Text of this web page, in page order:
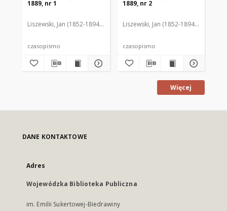
1889, nr 1
Liszewski, Jan (1852-1894). Red.
czasopismo
1889, nr 2
Liszewski, Jan (1852-1894). Red.
czasopismo
Więcej
DANE KONTAKTOWE
Adres
Wojewódzka Biblioteka Publiczna
im. Emilii Sukertowej-Biedrawiny